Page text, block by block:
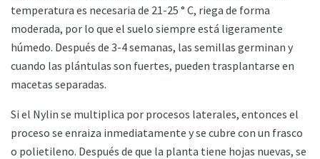
temperatura es necesaria de 21-25 ° C, riega de forma
moderada, por lo que el suelo siempre está ligeramente
húmedo. Después de 3-4 semanas, las semillas germinan y
cuando las plántulas son fuertes, pueden trasplantarse en
macetas separadas.
Si el Nylin se multiplica por procesos laterales, entonces el
proceso se enraiza inmediatamente y se cubre con un frasco
o polietileno. Después de que la planta tiene hojas nuevas, se